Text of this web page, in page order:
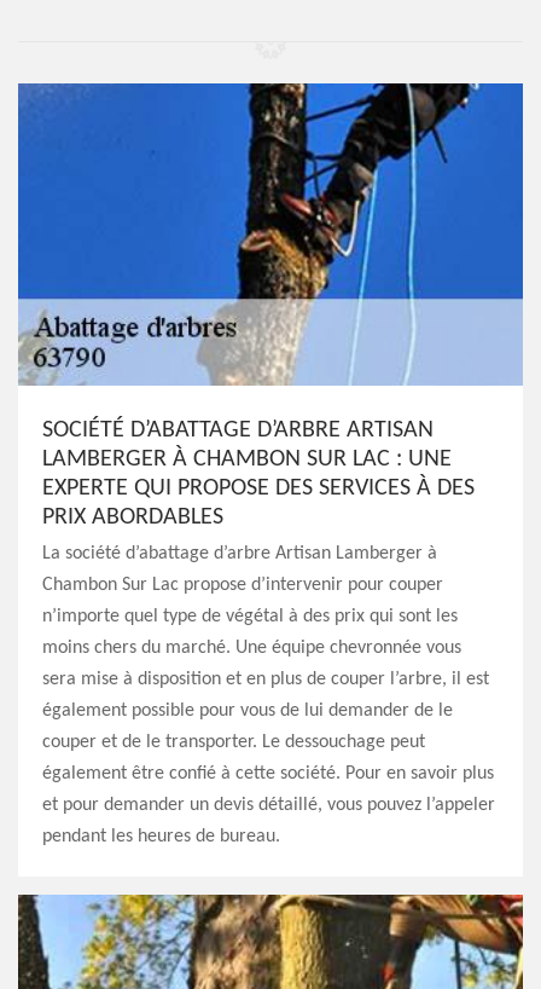
SOCIÉTÉ D’ABATTAGE D’ARBRE ARTISAN
LAMBERGER À CHAMBON SUR LAC : UNE
EXPERTE QUI PROPOSE DES SERVICES À DES
PRIX ABORDABLES
La société d’abattage d’arbre Artisan Lamberger à
Chambon Sur Lac propose d’intervenir pour couper
n’importe quel type de végétal à des prix qui sont les
moins chers du marché. Une équipe chevronnée vous
sera mise à disposition et en plus de couper l’arbre, il est
également possible pour vous de lui demander de le
couper et de le transporter. Le dessouchage peut
également être confié à cette société. Pour en savoir plus
et pour demander un devis détaillé, vous pouvez l’appeler
pendant les heures de bureau.